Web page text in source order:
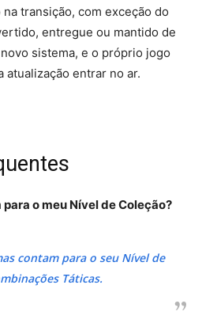
transição, com exceção do
entregue ou mantido de
sistema, e o próprio jogo
atualização entrar no ar.
o meu Nível de Coleção?
contam para o seu Nível de
Táticas.